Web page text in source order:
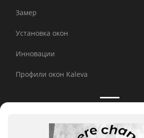
Замер
Установка окон
Инновации
Профили окон Kaleva
Принимаем к оплате: